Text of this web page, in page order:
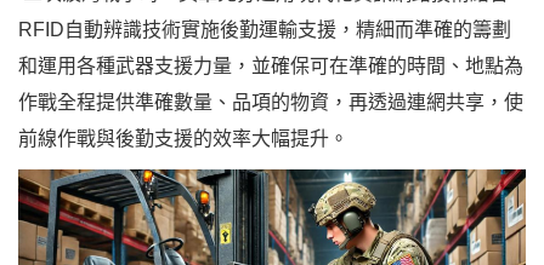
RFID自動辨識技術實施後勤運輸支援，精細而準確的籌劃
和運用各種武器支援力量，並確保可在準確的時間、地點為
作戰全程提供準確數量、品項的物資，再透過連網共享，使
前線作戰與後勤支援的效率大幅提升。